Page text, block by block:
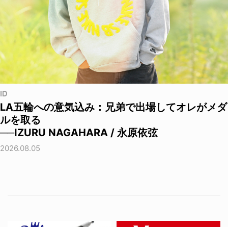
ID
LA五輪への意気込み：兄弟で出場してオレがメダ
ルを取る
──IZURU NAGAHARA / 永原依弦
2026.08.05